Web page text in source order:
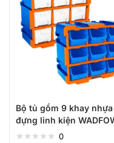
Bộ tủ gồm 9 khay nhựa
đựng linh kiện
WTB8331 & WTB8330
0